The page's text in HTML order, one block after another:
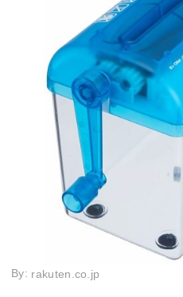
By: rakuten.co.jp